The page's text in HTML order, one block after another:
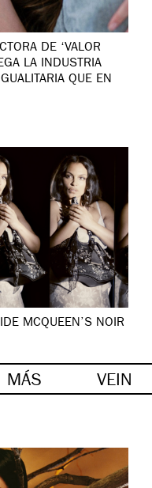
DE ‘VALOR
LA INDUSTRIA
QUE EN
MCQUEEN’S NOIR
MÁS VEIN